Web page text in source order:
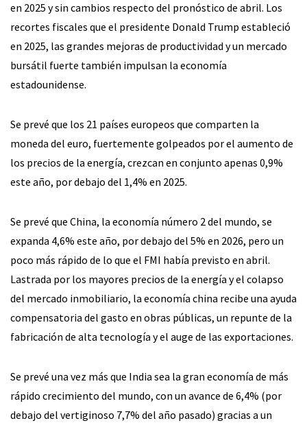
en 2025 y sin cambios respecto del pronóstico de abril. Los
recortes fiscales que el presidente Donald Trump estableció
en 2025, las grandes mejoras de productividad y un mercado
bursátil fuerte también impulsan la economía
estadounidense.
Se prevé que los 21 países europeos que comparten la
moneda del euro, fuertemente golpeados por el aumento de
los precios de la energía, crezcan en conjunto apenas 0,9%
este año, por debajo del 1,4% en 2025.
Se prevé que China, la economía número 2 del mundo, se
expanda 4,6% este año, por debajo del 5% en 2026, pero un
poco más rápido de lo que el FMI había previsto en abril.
Lastrada por los mayores precios de la energía y el colapso
del mercado inmobiliario, la economía china recibe una ayuda
compensatoria del gasto en obras públicas, un repunte de la
fabricación de alta tecnología y el auge de las exportaciones.
Se prevé una vez más que India sea la gran economía de más
rápido crecimiento del mundo, con un avance de 6,4% (por
debajo del vertiginoso 7,7% del año pasado) gracias a un